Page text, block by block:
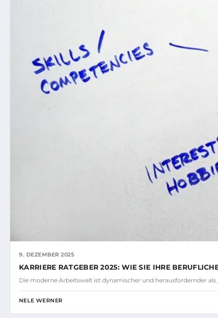
9. DEZEMBER 2025
KARRIERE RATGEBER 2025: WIE SIE IHRE
Die moderne Arbeitswelt ist dynamischer und herausfordernder als
NELE WERNER